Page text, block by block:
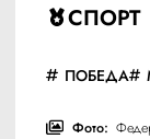
СПОРТ
ПОБЕДА
Фото: